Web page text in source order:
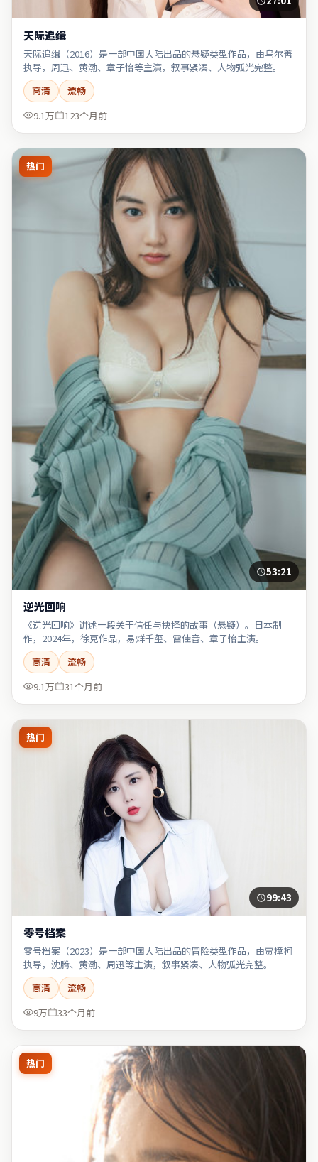
天际追缉
天际追缉（2016）是一部中国大陆出品的悬疑类型作品，由乌尔善
执导，周迅、黄渤、章子怡等主演，叙事紧凑、人物弧光完整。
高清
流畅
9.1万
123个月前
热门
53:21
逆光回响
《逆光回响》讲述一段关于信任与抉择的故事（悬疑）。日本制
作，2024年，徐克作品，易烊千玺、雷佳音、章子怡主演。
高清
流畅
9.1万
31个月前
热门
99:43
零号档案
零号档案（2023）是一部中国大陆出品的冒险类型作品，由贾樟柯
执导，沈腾、黄渤、周迅等主演，叙事紧凑、人物弧光完整。
高清
流畅
9万
33个月前
热门